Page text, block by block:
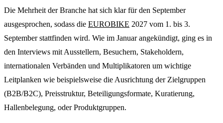
Die Mehrheit der Branche hat sich klar für den September
ausgesprochen, sodass die EUROBIKE 2027 vom 1. bis 3.
September stattfinden wird. Wie im Januar angekündigt, ging es in
den Interviews mit Ausstellern, Besuchern, Stakeholdern,
internationalen Verbänden und Multiplikatoren um wichtige
Leitplanken wie beispielsweise die Ausrichtung der Zielgruppen
(B2B/B2C), Preisstruktur, Beteiligungsformate, Kuratierung,
Hallenbelegung, oder Produktgruppen.